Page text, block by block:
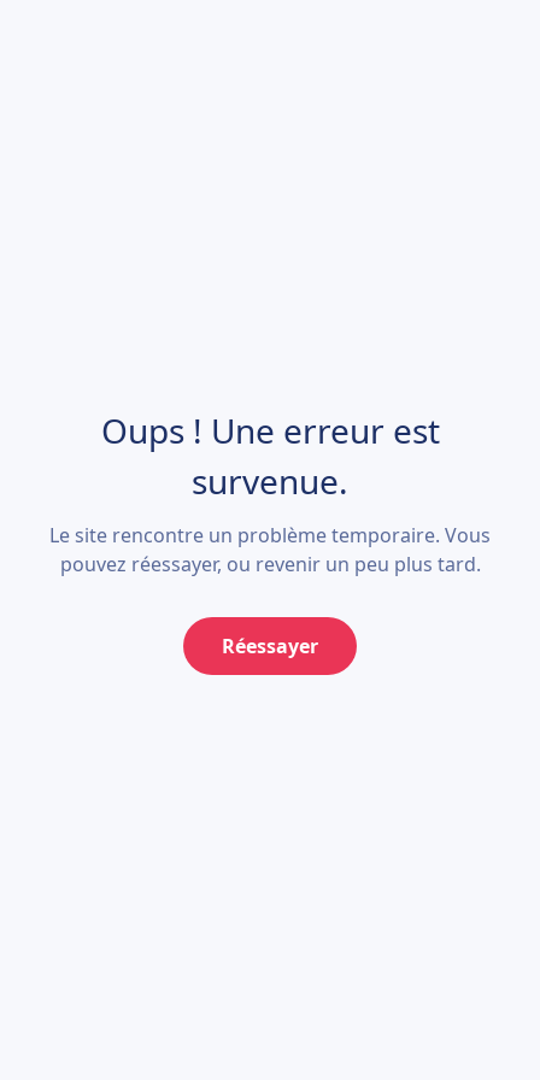
Oups ! Une erreur est
survenue.
Le site rencontre un problème temporaire. Vous
pouvez réessayer, ou revenir un peu plus tard.
Réessayer